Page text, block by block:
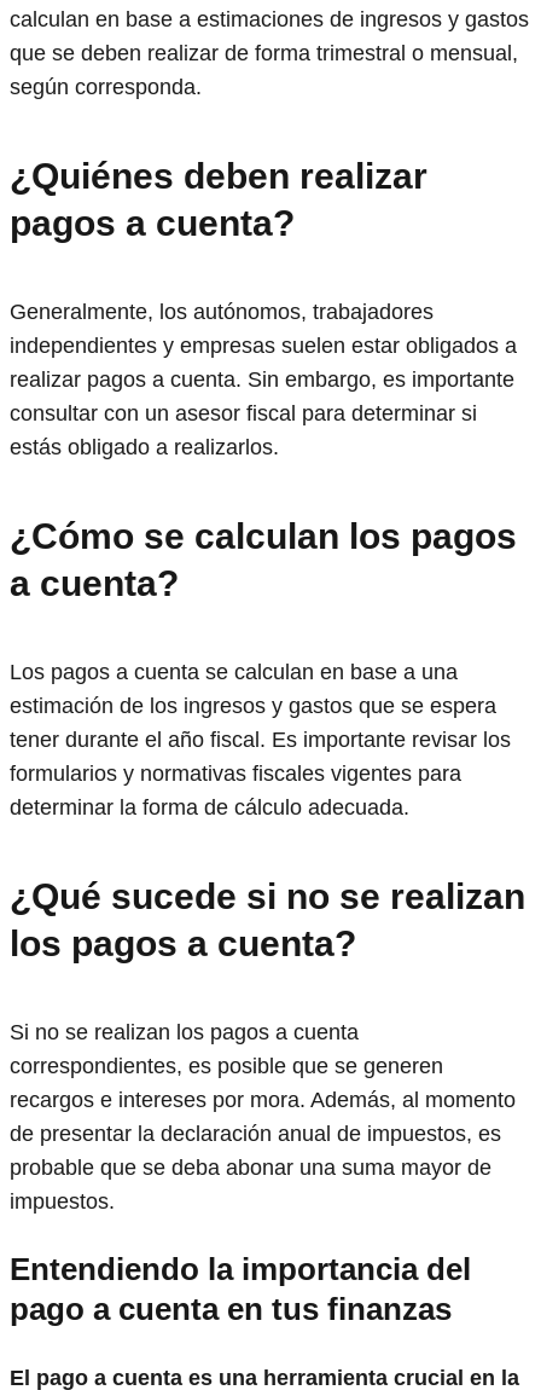
calculan en base a estimaciones de ingresos y gastos
que se deben realizar de forma trimestral o mensual,
según corresponda.
¿Quiénes deben realizar
pagos a cuenta?
Generalmente, los autónomos, trabajadores
independientes y empresas suelen estar obligados a
realizar pagos a cuenta. Sin embargo, es importante
consultar con un asesor fiscal para determinar si
estás obligado a realizarlos.
¿Cómo se calculan los pagos
a cuenta?
Los pagos a cuenta se calculan en base a una
estimación de los ingresos y gastos que se espera
tener durante el año fiscal. Es importante revisar los
formularios y normativas fiscales vigentes para
determinar la forma de cálculo adecuada.
¿Qué sucede si no se realizan
los pagos a cuenta?
Si no se realizan los pagos a cuenta
correspondientes, es posible que se generen
recargos e intereses por mora. Además, al momento
de presentar la declaración anual de impuestos, es
probable que se deba abonar una suma mayor de
impuestos.
Entendiendo la importancia del
pago a cuenta en tus finanzas
El pago a cuenta es una herramienta crucial en la